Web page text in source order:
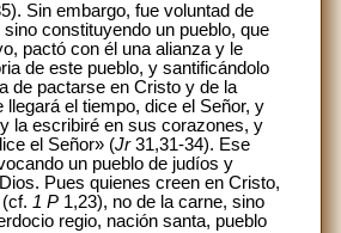
Sin embargo, fue voluntad de
constituyendo un pueblo, que
pactó con él una alianza y le
de este pueblo, y santificándolo
de pactarse en Cristo y de la
el tiempo, dice el Señor, y
la escribiré en sus corazones, y
el Señor» (Jr31,31-34). Ese
un pueblo de judíos y
Pues quienes creen en Cristo,
1 P 1,23), no de la carne, sino
regio, nación santa, pueblo